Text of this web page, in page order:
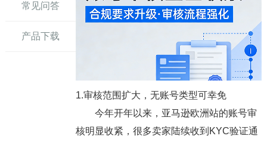
常见问答
产品下载
1.审核范围扩大，无账号类型可幸免
今年开年以来，亚马逊欧洲站的账号审
核明显收紧，很多卖家陆续收到KYC验证通